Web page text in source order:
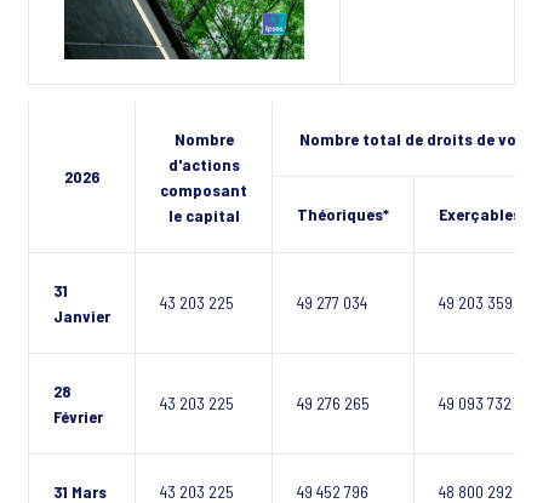
2026
Nombre
d'actions
composant
le capital
Nombre total de droits de vote
Théoriques* Exerçables**
31
Janvier
43 203 225 49 277 034 49 203 359
28
Février
43 203 225 49 276 265 49 093 732
31 Mars 43 203 225 49 452 796 48 800 292